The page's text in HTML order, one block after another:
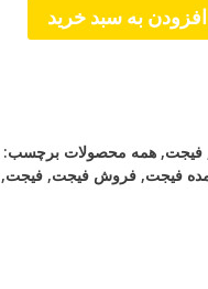
افزودن به سبد خرید
فیجت, همه محصولات برچسب:
فیجت, فروش فیجت, فیجت,